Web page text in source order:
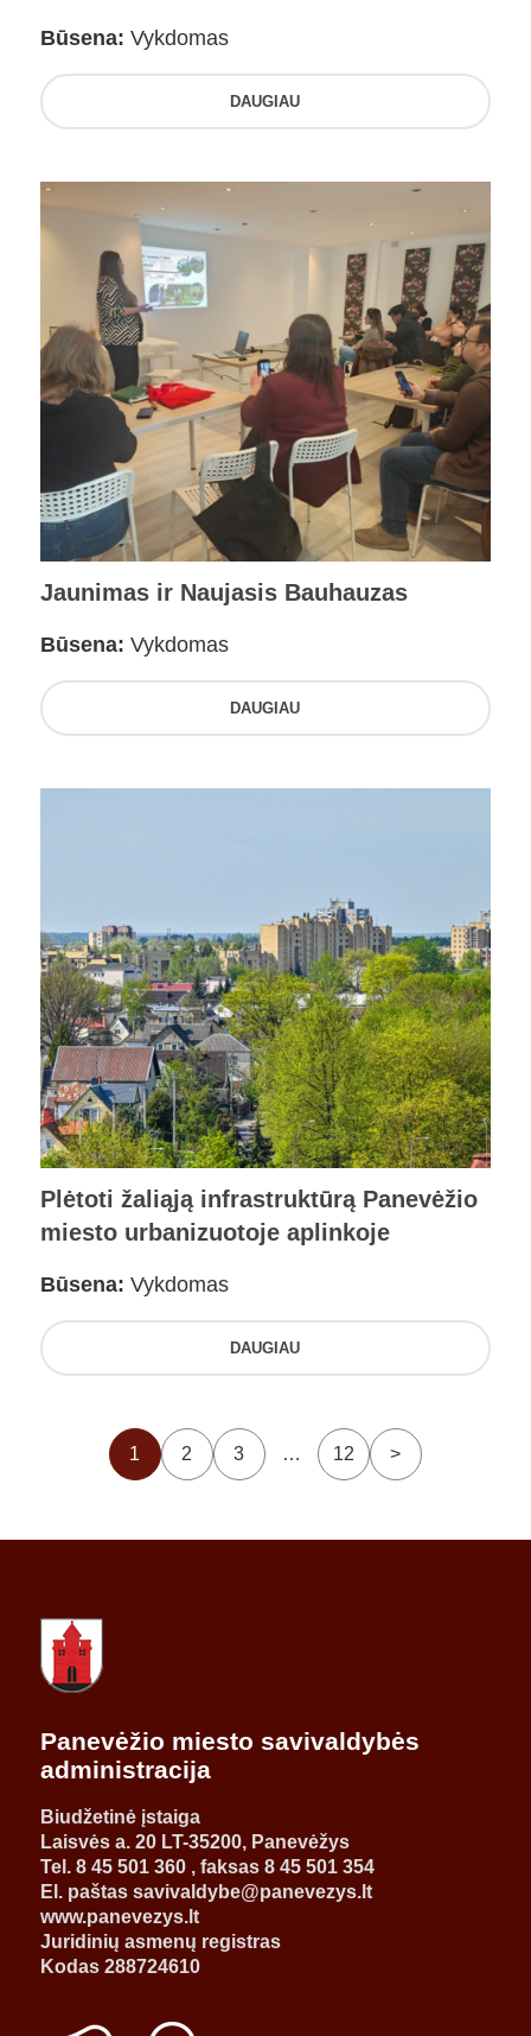
Būsena: Vykdomas
DAUGIAU
Jaunimas ir Naujasis Bauhauzas
Būsena: Vykdomas
DAUGIAU
Plėtoti žaliąją infrastruktūrą Panevėžio
miesto urbanizuotoje aplinkoje
Būsena: Vykdomas
DAUGIAU
1 2 3 … 12 >
Panevėžio miesto savivaldybės
administracija
Biudžetinė įstaiga
Laisvės a. 20 LT-35200, Panevėžys
Tel. 8 45 501 360 , faksas 8 45 501 354
El. paštas savivaldybe@panevezys.lt
www.panevezys.lt
Juridinių asmenų registras
Kodas 288724610